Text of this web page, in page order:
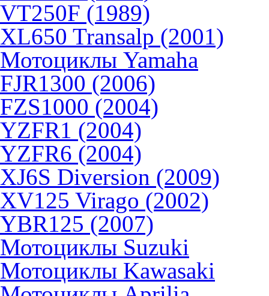
VT250F (1989)
XL650 Transalp (2001)
Мотоциклы Yamaha
FJR1300 (2006)
FZS1000 (2004)
YZFR1 (2004)
YZFR6 (2004)
XJ6S Diversion (2009)
XV125 Virago (2002)
YBR125 (2007)
Мотоциклы Suzuki
Мотоциклы Kawasaki